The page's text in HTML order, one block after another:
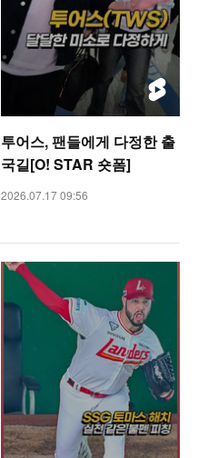
투어스, 팬들에게 다정한 출
국길[O! STAR 숏폼]
2026.07.17 09:56